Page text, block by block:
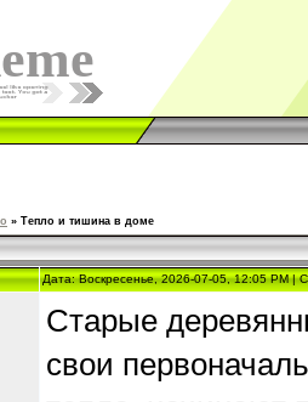
» Тепло и тишина в доме
Дата: Воскресенье, 2026-07-05, 12:05 PM |
Старые
свои